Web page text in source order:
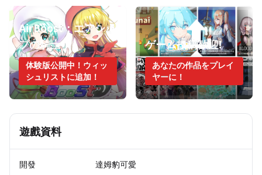
AirBoost：エアシッ
プの騎士
体験版公開中！ウィッ
シュリストに追加！
ゲーム投稿歓迎!
あなたの作品をプレイ
ヤーに！
遊戲資料
開發
達姆豹可愛